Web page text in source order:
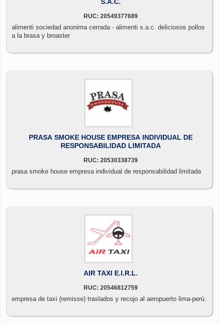
RUC: 20549377689
alimenti sociedad anonima cerrada - alimenti s.a.c. deliciosos pollos
a la brasa y broaster
PRASA SMOKE HOUSE EMPRESA INDIVIDUAL DE
RESPONSABILIDAD LIMITADA
RUC: 20530338739
prasa smoke house empresa individual de responsabilidad limitada
AIR TAXI E.I.R.L.
RUC: 20546812759
empresa de taxi (remisse) traslados y recojo al aeropuerto lima-perú.